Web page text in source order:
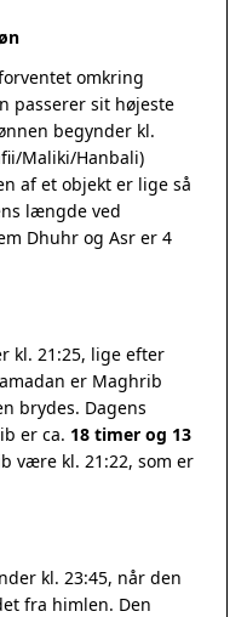
omkring
passerer sit højeste
begynder kl.
Maliki/Hanbali)
af et objekt er lige så
længde ved
Dhuhr og Asr er 4
kl. 21:25, lige efter
er Maghrib
brydes. Dagens
er ca. 18 timer og 13
være kl. 21:22, som er
kl. 23:45, når den
fra himlen. Den